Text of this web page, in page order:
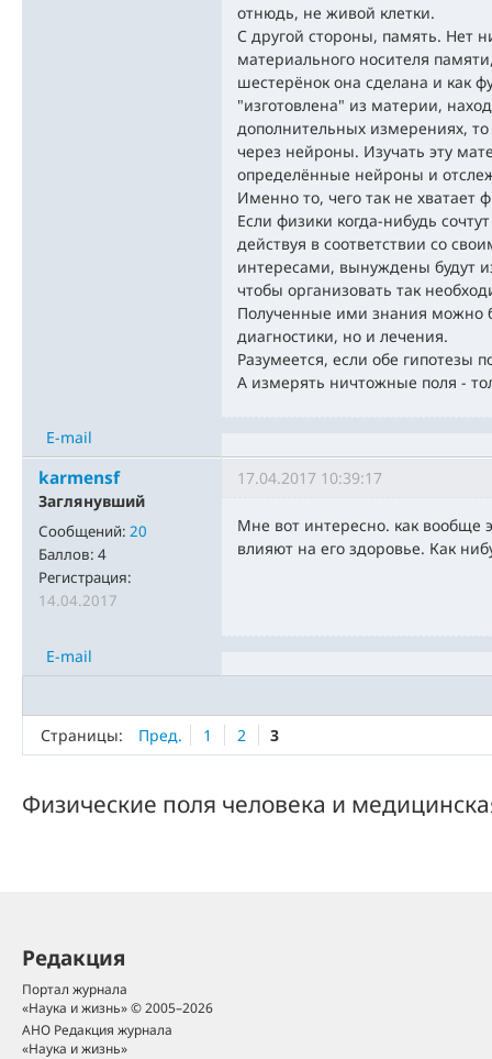
отнюдь, не живой клетки.
С другой стороны, память. Нет
материального носителя
шестерёнок она сделана и как
"изготовлена" из материи,
дополнительных измерениях,
через нейроны. Изучать эту
определённые нейроны и
Именно то, чего так не хватает
Если физики когда-нибудь
действуя в соответствии со
интересами, вынуждены будут
чтобы организовать так
Полученные ими знания можно
диагностики, но и лечения.
Разумеется, если обе гипотезы
А измерять ничтожные поля -
E-mail
karmensf
Заглянувший
Сообщений: 20
Баллов: 4
Регистрация:
14.04.2017
17.04.2017 10:39:17
Мне вот интересно. как вообще
влияют на его здоровье. Как
E-mail
Страницы: Пред. 1 2 3
Физические поля человека и
Редакция
Портал журнала
«Наука и жизнь» © 2005–2026
АНО Редакция журнала
«Наука и жизнь»